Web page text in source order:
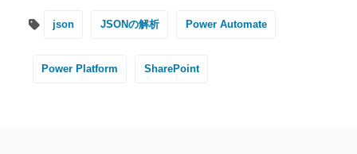
json JSONの解析 Power Automate
Power Platform SharePoint